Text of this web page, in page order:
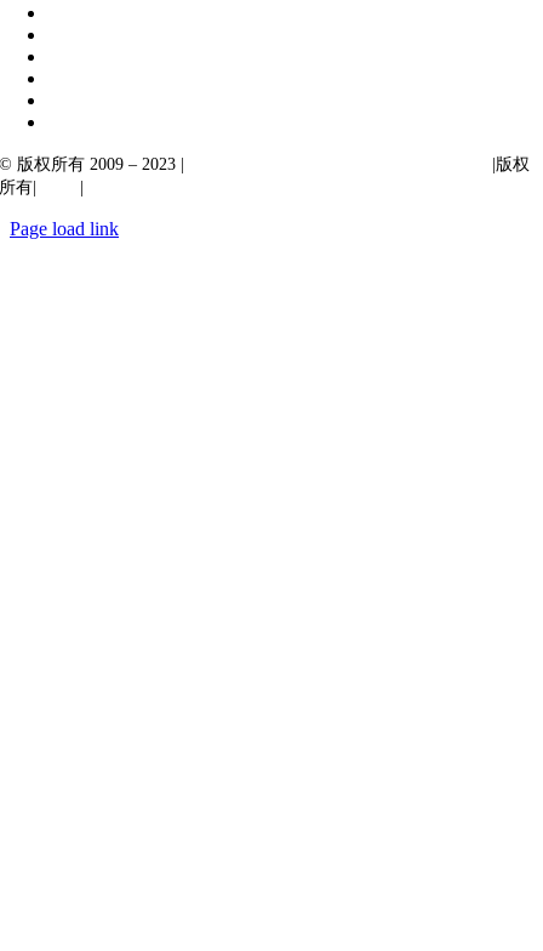
© 版权所有 2009 – 2023 |
|版权
所有|
|
Page load link